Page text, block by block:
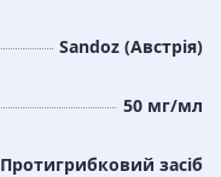
Sandoz (Австрія)
50 мг/мл
Протигрибковий засіб